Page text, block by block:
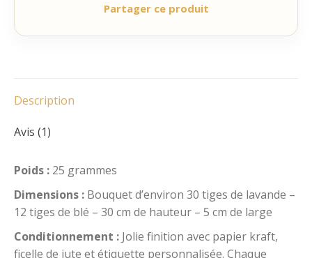
mariages, baptêmes, communions,
cette attention et pourront garder les bouquets
cadeau.
Chaque bouquet est confectionné à la main par nos
la lavande provenant de la Drôme. Ils sont protégés
par un papier kraft et
étiquette ivoireavec le texte et l’illustration de
votre choix.
Catégories :Cadeau invité mariage champetre,
Partager ce produit
Description
Avis (1)
Poids : 25 grammes
Dimensions : Bouquet d’environ 30 tiges de lavande –
12 tiges de blé – 30 cm de hauteur – 5 cm de large
Conditionnement : Jolie finition avec papier kraft,
ficelle de jute et étiquette personnalisée. Chaque